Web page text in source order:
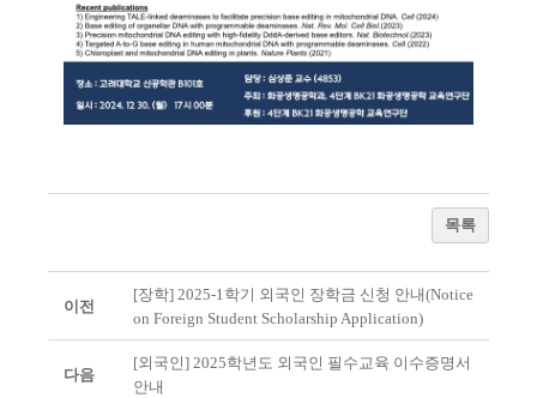
목록
이전
[장학] 2025-1학기 외국인 장학금 신청 안내(Notice
on Foreign Student Scholarship Application)
다음
[외국인] 2025학년도 외국인 필수교육 이수증명서
안내